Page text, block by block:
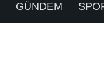
GÜNDEM